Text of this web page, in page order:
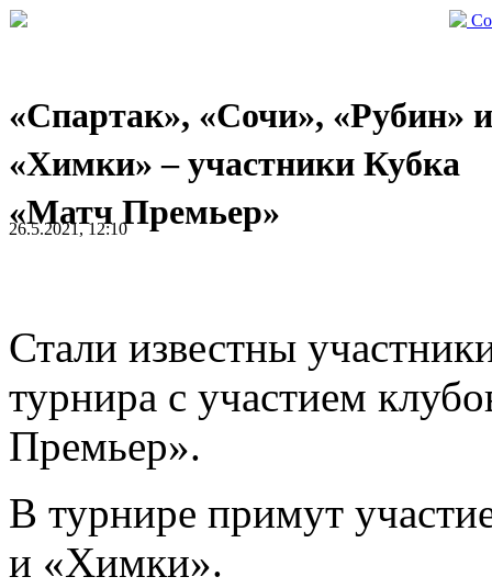
«Спартак», «Сочи», «Рубин» и
«Химки» – участники Кубка
«Матч Премьер»
26.5.2021, 12:10
Стали известны
турнира с участием
Премьер».
В турнире примут
и «Химки».